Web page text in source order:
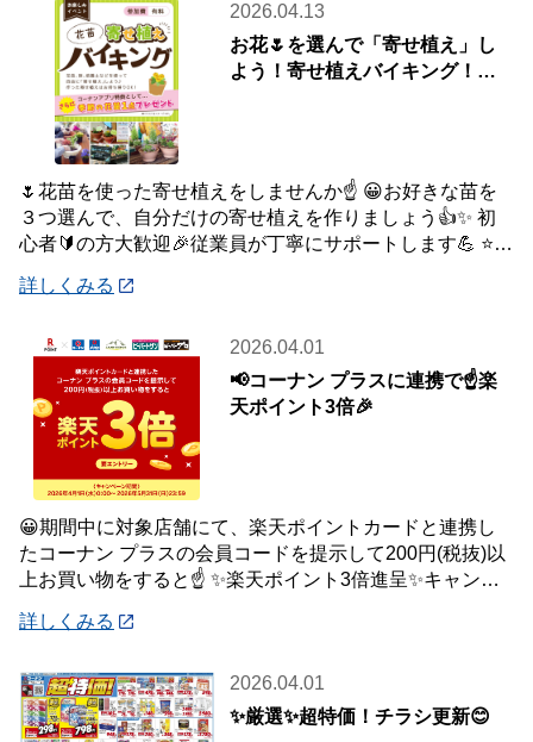
2026.04.13
お花🌷を選んで「寄せ植え」し
よう！寄せ植えバイキング！🌼
🌷花苗を使った寄せ植えをしませんか☝️ 😀お好きな苗を
３つ選んで、自分だけの寄せ植えを作りましょう👍✨ 初
心者🔰の方大歓迎🎉従業員が丁寧にサポートします💪 ⭐さ
詳しくみる
2026.04.01
📢コーナン プラスに連携で☝️楽
天ポイント3倍🎉
😀期間中に対象店舗にて、楽天ポイントカードと連携し
たコーナン プラスの会員コードを提示して200円(税抜)以
上お買い物をすると☝️ ✨楽天ポイント3倍進呈✨キャンペ
詳しくみる
2026.04.01
✨厳選✨超特価！チラシ更新😊